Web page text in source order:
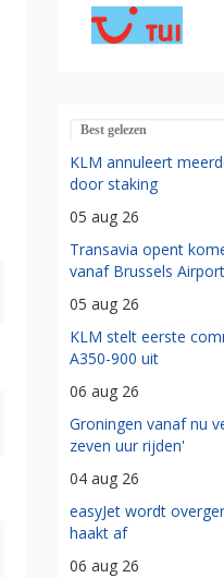
Best gelezen
KLM annuleert
door staking
05 aug 26
Transavia opent
vanaf Brussels Airport
05 aug 26
KLM stelt eerste
A350-900 uit
06 aug 26
Groningen vanaf nu
zeven uur rijden'
04 aug 26
easyJet wordt
haakt af
06 aug 26